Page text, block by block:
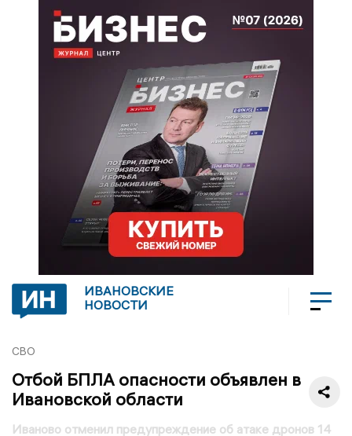
ИВАНОВСКИЕ
НОВОСТИ
СВО
Отбой БПЛА опасности объявлен в
Ивановской области
Иваново отменил предупреждение об атаке дронов 14